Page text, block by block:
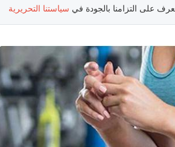
على التزامنا بالجودة في سياستنا التحريرية